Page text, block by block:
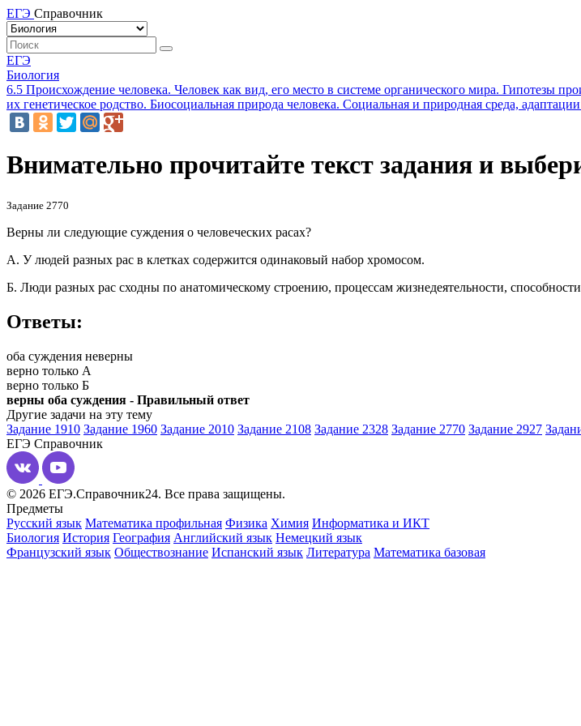
ЕГЭ Справочник
ЕГЭ
Биология
6.5 Происхождение человека. Человек как вид, его место в системе органического мира. Гипотезы
их генетическое родство. Биосоциальная природа человека. Социальная и природная среда,
Внимательно прочитайте текст задания и
Задание 2770
Верны ли следующие суждения о человеческих расах?
А. У людей разных рас в клетках содержится одинаковый набор хромосом.
Б. Люди разных рас сходны по анатомическому строению, процессам жизнедеятельности,
Ответы:
оба суждения неверны
верно только А
верно только Б
верны оба суждения - Правильный ответ
Другие задачи на эту тему
Задание 1910 Задание 1960 Задание 2010 Задание 2108 Задание 2328 Задание 2770 Задание 2927
ЕГЭ Справочник
© 2026 ЕГЭ.Справочник24. Все права защищены.
Предметы
Русский язык Математика профильная Физика Химия Информатика и ИКТ
Биология История География Английский язык Немецкий язык
Французский язык Обществознание Испанский язык Литература Математика базовая